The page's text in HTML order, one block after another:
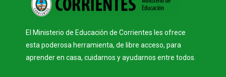
El Ministerio de Educación de Corrientes les ofrece
esta poderosa herramienta, de libre acceso, para
aprender en casa, cuidarnos y ayudarnos entre todos.